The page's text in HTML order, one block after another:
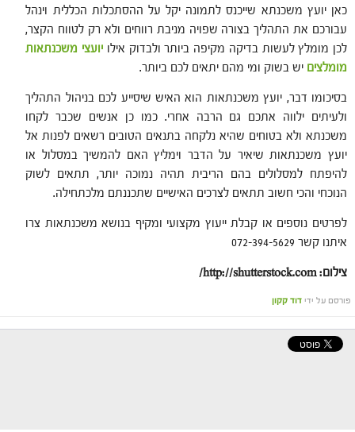
כאן יועץ משכנתא שייכנס לתמונה יקל על ההסתכלות הכללית וינהל
עבורכם את התהליך בצורה שפויה מניבת רווחים ולא רק לטווח הקצר,
לכן מומלץ לעשות בדיקה מקיפה ביותר ולבדוק אילו יועצי משכנתאות
מומלצים יש בשוק ומי מהם יתאים לכם ביותר.
בסיכומו דבר, יועץ משכנתאות הוא האיש שיסייע לכם בניהול התהליך
ולעיתים ילווה אתכם גם הרבה אחרי. כמו כן אנשים שכבר לקחו
משכנתא ולא בטוחים שהיא נלקחה בתנאים הטובים רשאים לפנות אל
יועץ משכנתאות שיאיר על הדבר וימליץ האם להמשיך במסלול או
להיפתח למסלולים בהם הריבית תהיה נמוכה יותר, תתאים לשוק
הנוכחי והכי חשוב תתאים לצרכים האישיים שתכננתם מלכתחילה.
לפרטים נוספים או קבלת ייעוץ מקצועי ומקיף בנושא משכנתאות צרו
איתנו קשר 072-394-5629
צילום: http://shutterstock.com/
פורסם על ידי דוד קקון